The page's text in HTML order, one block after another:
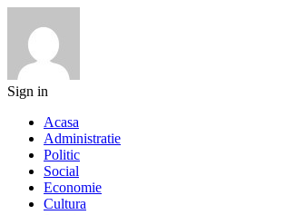
Sign in
Acasa
Administratie
Politic
Social
Economie
Cultura